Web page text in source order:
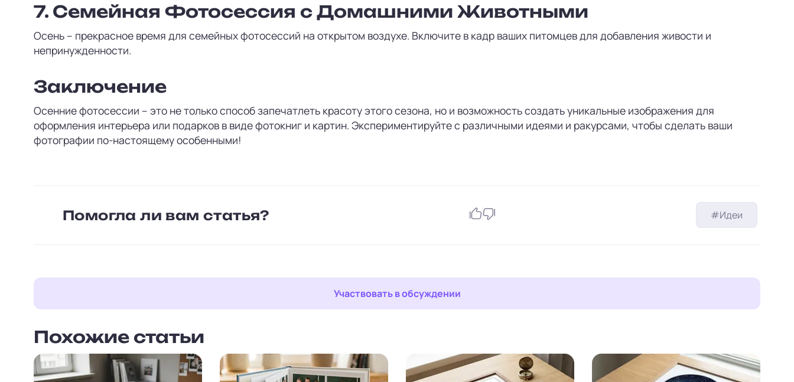
7. Семейная Фотосессия с Домашними Животными
Осень – прекрасное время для семейных фотосессий на открытом воздухе. Включите в кадр ваших питомцев для добавления живости и
непринужденности.
Заключение
Осенние фотосессии – это не только способ запечатлеть красоту этого сезона, но и возможность создать уникальные изображения для
оформления интерьера или подарков в виде фотокниг и картин. Экспериментируйте с различными идеями и ракурсами, чтобы сделать ваши
фотографии по-настоящему особенными!
Помогла ли вам статья? #Идеи
Участвовать в обсуждении
Похожие статьи